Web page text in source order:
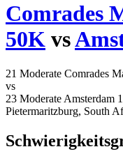
Comrades
50K vs
21 Moderate Comrades
vs
23 Moderate Amsterdam
Pietermaritzburg, South